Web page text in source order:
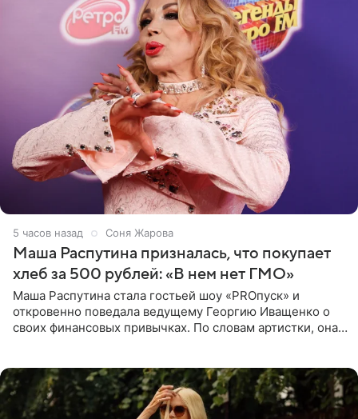
5 часов назад Соня Жарова
Маша Распутина призналась, что покупает
хлеб за 500 рублей: «В нем нет ГМО»
Маша Распутина стала гостьей шоу «PROпуск» и
откровенно поведала ведущему Георгию Иващенко о
своих финансовых привычках. По словам артистки, она